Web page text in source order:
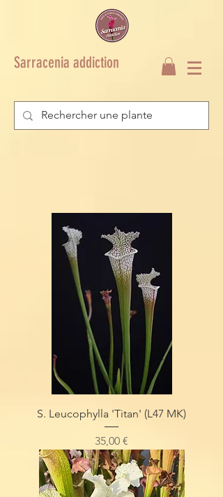
Sarracenia addiction
S. Leucophylla 'Titan' (L47 MK)
Preis
35,00 €